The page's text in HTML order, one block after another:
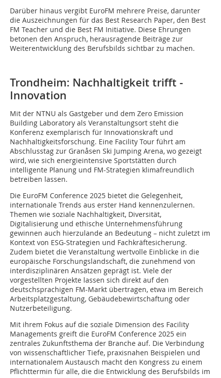
Darüber hinaus vergibt EuroFM mehrere Preise, darunter
die Auszeichnungen für das Best Research Paper, den Best
FM Teacher und die Best FM Initiative. Diese Ehrungen
betonen den Anspruch, herausragende Beiträge zur
Weiterentwicklung des Berufsbilds sichtbar zu machen.
Trondheim: Nachhaltigkeit trifft ­
Innovation
Mit der NTNU als Gastgeber und dem Zero Emission
Building Laboratory als Veranstaltungsort steht die
Konferenz exemplarisch für Innovationskraft und
Nachhaltigkeitsforschung. Eine Facility Tour führt am
Abschlusstag zur Granåsen Ski Jumping Arena, wo gezeigt
wird, wie sich energieintensive Sportstätten durch
intelligente Planung und FM-Strategien klimafreundlich
betreiben lassen.
Die EuroFM Conference 2025 bietet die Gelegenheit,
internationale Trends aus erster Hand kennenzulernen.
Themen wie soziale Nachhaltigkeit, Diversität,
Digitalisierung und ethische Unternehmensführung
gewinnen auch hierzulande an Bedeutung – nicht zuletzt im
Kontext von ESG-Strategien und Fachkräftesicherung.
Zudem bietet die Veranstaltung wertvolle Einblicke in die
europäische Forschungslandschaft, die zunehmend von
interdisziplinären Ansätzen geprägt ist. Viele der
vorgestellten Projekte lassen sich direkt auf den
deutschsprachigen FM-Markt übertragen, etwa im Bereich
Arbeitsplatzgestaltung, Gebäudebewirtschaftung oder
Nutzerbeteiligung.
Mit ihrem Fokus auf die soziale Dimension des Facility
Managements greift die EuroFM Conference 2025 ein
zentrales Zukunftsthema der Branche auf. Die Verbindung
von wissenschaftlicher Tiefe, praxisnahen Beispielen und
internationalem Austausch macht den Kongress zu einem
Pflichttermin für alle, die die Entwicklung des Berufsbilds im